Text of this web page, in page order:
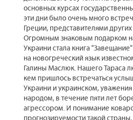
основных курсах
эти дни было очень много
Греции, представителями
Огромным знаковым подарком
Украини стала книга
на новогреческий язык
Галины Маслюк. Нашего Тараса
кем пришлось встречаться
Украини и украинском,
народом, в течение пяти лет
агрессором. И понимание